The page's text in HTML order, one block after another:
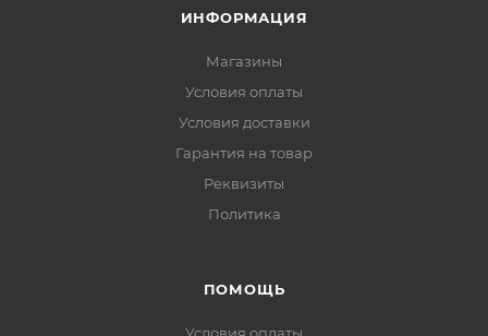
ИНФОРМАЦИЯ
Магазины
Условия оплаты
Условия доставки
Гарантия на товар
Реквизиты
Политика
ПОМОЩЬ